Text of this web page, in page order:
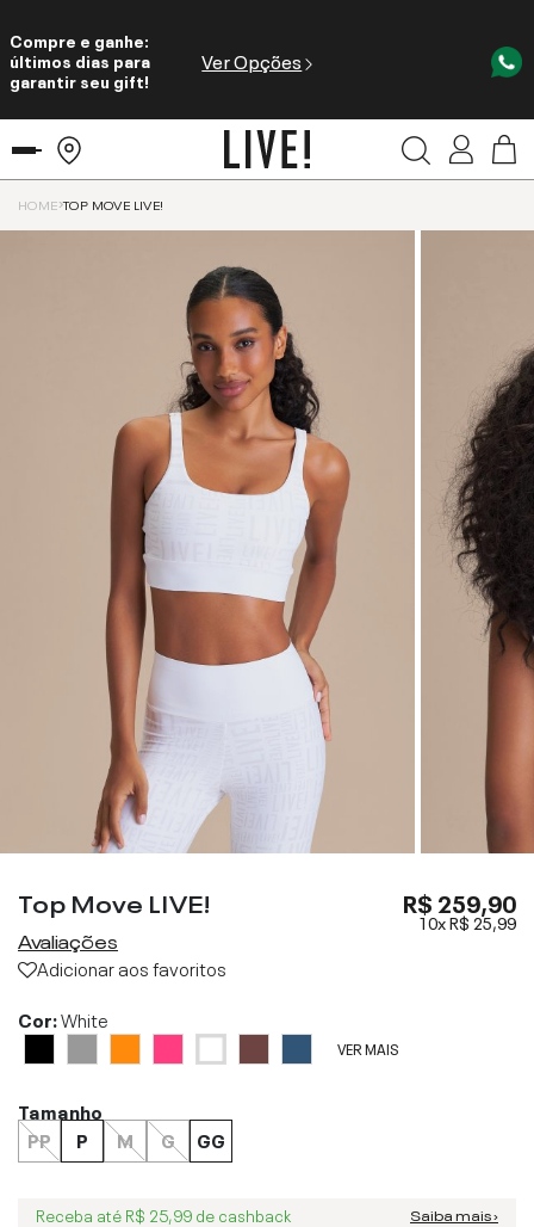
Compre e ganhe:
últimos dias para
garantir seu gift!
Ver Opções
HOME TOP MOVE LIVE!
Top Move LIVE!
Avaliações
Adicionar aos favoritos
R$ 259,90
10xR$ 25,99
Cor:White
VER MAIS
Tamanho
PP
P M G GG
Receba até R$ 25,99 de cashback Saiba mais ›